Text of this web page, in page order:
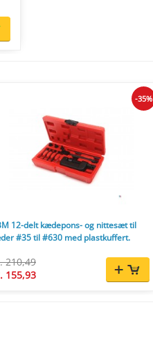
12-delt kædepons- og nittesæt til
#35 til #630 med plastkuffert.
210,49
155,93
-35%